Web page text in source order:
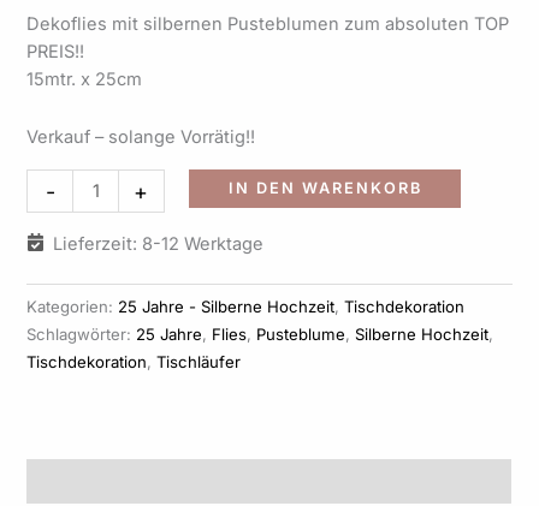
Dekoflies mit silbernen Pusteblumen zum absoluten TOP
PREIS!!
15mtr. x 25cm
Verkauf – solange Vorrätig!!
- + IN DEN WARENKORB
Lieferzeit: 8-12 Werktage
Kategorien: 25 Jahre - Silberne Hochzeit,Tischdekoration
Schlagwörter: 25 Jahre, Flies, Pusteblume,Silberne Hochzeit,
Tischdekoration,Tischläufer